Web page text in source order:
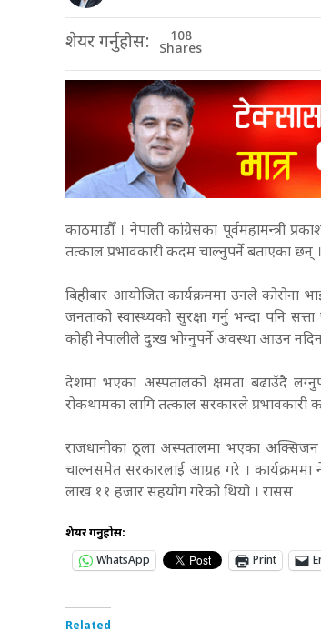
शेयर गर्नुहोस: 108
Shares
काठमाडौँ । नेपाली कांग्रेसका पूर्वमहामन्त्री
तत्काल प्रभावकारी कदम चाल्नुपर्ने बताएका छन् ।
बिहीबार आयोजित कार्यक्रममा उनले कोरोना
जनताको स्वास्थ्यको सुरक्षा गर्नु भन्दा पनि
कोही नेपालीले दुःख भोग्नुपर्ने अवस्था आउन
देशमा भएका अस्पतालको क्षमता बढाउँदै
रोकथामका लागि तत्काल सरकारले प्रभावकारी
राजधानीका ठूला अस्पतालमा भएका
चाल्नसमेत सरकारलाई आग्रह गरे ।
लाख ११ हजार सहयोग गरेको थियो । रासस
शेयर गर्नुहोस:
WhatsApp
Print
Related